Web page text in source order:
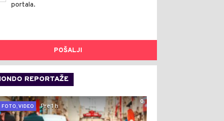
portala.
POŠALJI
REPORTAŽE
0
FOTO, VIDEO
Pre 1 h